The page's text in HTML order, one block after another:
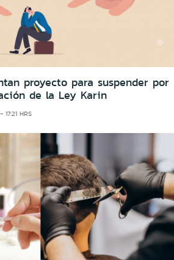
proyecto para suspender por
de la Ley Karin
HRS